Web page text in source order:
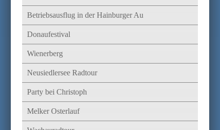
Betriebsausflug in der Hainburger Au
Donaufestival
Wienerberg
Neusiedlersee Radtour
Party bei Christoph
Melker Osterlauf